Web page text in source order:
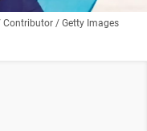
/ Getty Images